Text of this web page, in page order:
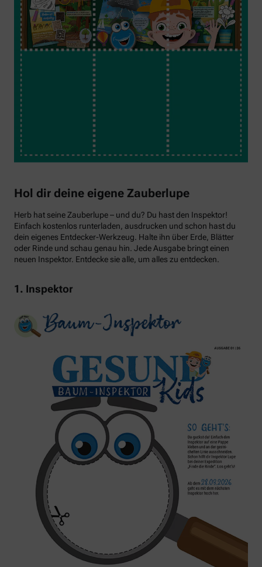
Hol dir deine eigene Zauberlupe
Herb hat seine Zauberlupe – und du? Du hast den Inspektor!
Einfach kostenlos runterladen, ausdrucken und schon hast du
dein eigenes Entdecker-Werkzeug. Halte ihn über Erde, Blätter
oder Rinde und schau genau hin. Jede Ausgabe bringt einen
neuen Inspektor. Entdecke sie alle, um alles zu entdecken.
1. Inspektor